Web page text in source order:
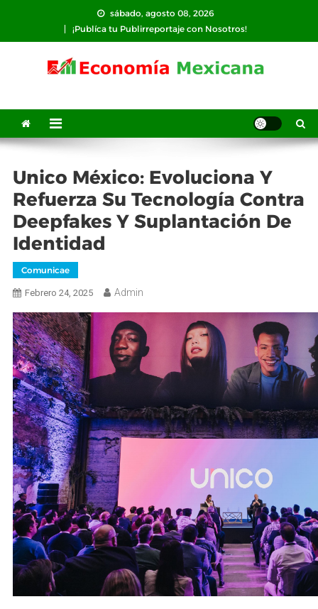
contenido
sábado, agosto 08, 2026
¡Publíca tu Publirreportaje con Nosotros!
Unico México: Evoluciona Y
Refuerza Su Tecnología Contra
Deepfakes Y Suplantación De
Identidad
Comunicae
Febrero 24, 2025 Admin